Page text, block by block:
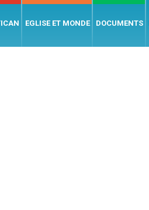
EGLISE ET MONDE DOCUMENTS